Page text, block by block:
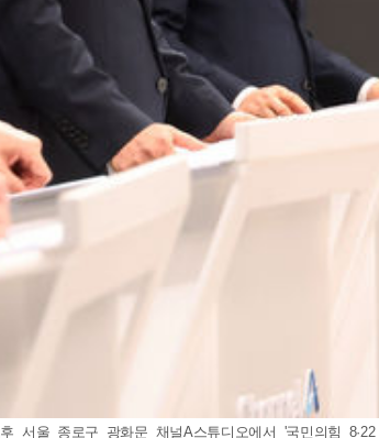
울 종로구 광화문 채널A스튜디오에서 '국민의힘